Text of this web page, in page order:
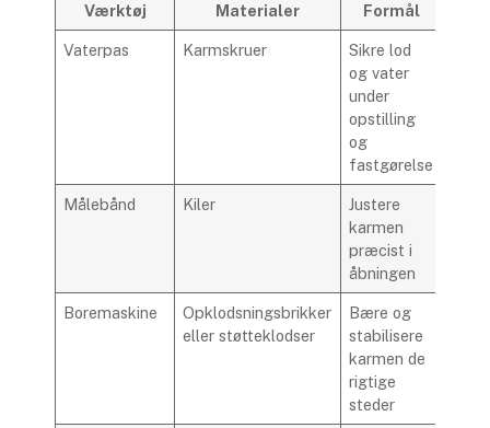
Værktøj Materialer Formål
Vaterpas Karmskruer
Sikre lod
og vater
under
opstilling
og
fastgørelse
Målebånd Kiler
Justere
karmen
præcist i
åbningen
Boremaskine
Opklodsningsbrikker
eller støtteklodser
Bære og
stabilisere
karmen de
rigtige
steder